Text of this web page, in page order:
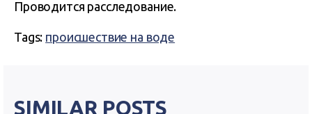
Проводится расследование.
Tags: происшествие на воде
SIMILAR POSTS